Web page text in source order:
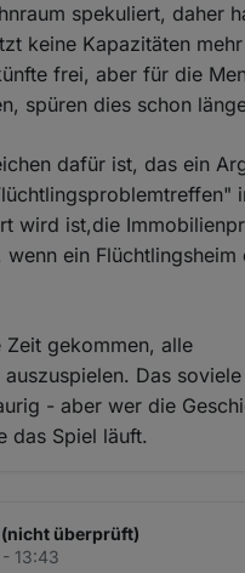
spekuliert, daher
keine Kapazitäten
frei, aber für die
spüren dies schon
dafür ist, das ein
wird ist,die
wenn ein Flüchtlingsheim
Zeit gekommen, alle
auszuspielen. Das
- aber wer die
das Spiel läuft.
überprüft)
13:43